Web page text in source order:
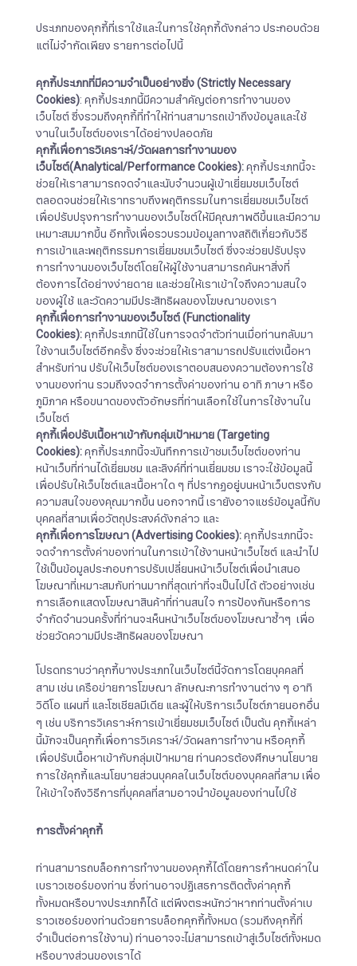
ประเภทของคุกกี้ที่เราใช้และในการใช้คุกกี้ดังกล่าว ประกอบด้วย
แต่ไม่จำกัดเพียง รายการต่อไปนี้
คุกกี้ประเภทที่มีความจำเป็นอย่างยิ่ง(Strictly Necessary
Cookies): คุกกี้ประเภทนี้มีความสำคัญต่อการทำงานของ
เว็บไซต์ ซึ่งรวมถึงคุกกี้ที่ทำให้ท่านสามารถเข้าถึงข้อมูลและใช้
งานในเว็บไซต์ของเราได้อย่างปลอดภัย
คุกกี้เพื่อการวิเคราะห์/วัดผลการทำงานของ
เว็บไซต์(Analytical/Performance Cookies):คุกกี้ประเภทนี้จะ
ช่วยให้เราสามารถจดจำและนับจำนวนผู้เข้าเยี่ยมชมเว็บไซต์
ตลอดจนช่วยให้เราทราบถึงพฤติกรรมในการเยี่ยมชมเว็บไซต์
เพื่อปรับปรุงการทำงานของเว็บไซต์ให้มีคุณภาพดีขึ้นและมีความ
เหมาะสมมากขึ้น อีกทั้งเพื่อรวบรวมข้อมูลทางสถิติเกี่ยวกับวิธี
การเข้าและพฤติกรรมการเยี่ยมชมเว็บไซต์ ซึ่งจะช่วยปรับปรุง
การทำงานของเว็บไซต์โดยให้ผู้ใช้งานสามารถค้นหาสิ่งที่
ต้องการได้อย่างง่ายดาย และช่วยให้เราเข้าใจถึงความสนใจ
ของผู้ใช้ และวัดความมีประสิทธิผลของโฆษณาของเรา
คุกกี้เพื่อการทำงานของเว็บไซต์(Functionality
Cookies):คุกกี้ประเภทนี้ใช้ในการจดจำตัวท่านเมื่อท่านกลับมา
ใช้งานเว็บไซต์อีกครั้ง ซึ่งจะช่วยให้เราสามารถปรับแต่งเนื้อหา
สำหรับท่าน ปรับให้เว็บไซต์ของเราตอบสนองความต้องการใช้
งานของท่าน รวมถึงจดจำการตั้งค่าของท่าน อาทิ ภาษา หรือ
ภูมิภาค หรือขนาดของตัวอักษรที่ท่านเลือกใช้ในการใช้งานใน
เว็บไซต์
คุกกี้เพื่อปรับเนื้อหาเข้ากับกลุ่มเป้าหมาย(Targeting
Cookies):คุกกี้ประเภทนี้จะบันทึกการเข้าชมเว็บไซต์ของท่าน
หน้าเว็บที่ท่านได้เยี่ยมชม และลิงค์ที่ท่านเยี่ยมชม เราจะใช้ข้อมูลนี้
เพื่อปรับให้เว็บไซต์และเนื้อหาใด ๆ ที่ปรากฏอยู่บนหน้าเว็บตรงกับ
ความสนใจของคุณมากขึ้น นอกจากนี้ เรายังอาจแชร์ข้อมูลนี้กับ
บุคคลที่สามเพื่อวัตถุประสงค์ดังกล่าว และ
คุกกี้เพื่อการโฆษณา(Advertising Cookies):คุกกี้ประเภทนี้จะ
จดจำการตั้งค่าของท่านในการเข้าใช้งานหน้าเว็บไซต์ และนำไป
ใช้เป็นข้อมูลประกอบการปรับเปลี่ยนหน้าเว็บไซต์เพื่อนำเสนอ
โฆษณาที่เหมาะสมกับท่านมากที่สุดเท่าที่จะเป็นไปได้ ตัวอย่างเช่น
การเลือกแสดงโฆษณาสินค้าที่ท่านสนใจ การป้องกันหรือการ
จำกัดจำนวนครั้งที่ท่านจะเห็นหน้าเว็บไซต์ของโฆษณาซ้ำๆ เพื่อ
ช่วยวัดความมีประสิทธิผลของโฆษณา
โปรดทราบว่าคุกกี้บางประเภทในเว็บไซต์นี้จัดการโดยบุคคลที่
สาม เช่น เครือข่ายการโฆษณา ลักษณะการทำงานต่าง ๆ อาทิ
วิดีโอ แผนที่ และโซเชียลมีเดีย และผู้ให้บริการเว็บไซต์ภายนอกอื่น
ๆ เช่น บริการวิเคราะห์การเข้าเยี่ยมชมเว็บไซต์ เป็นต้น คุกกี้เหล่า
นี้มักจะเป็นคุกกี้เพื่อการวิเคราะห์/วัดผลการทำงาน หรือคุกกี้
เพื่อปรับเนื้อหาเข้ากับกลุ่มเป้าหมาย ท่านควรต้องศึกษานโยบาย
การใช้คุกกี้และนโยบายส่วนบุคคลในเว็บไซต์ของบุคคลที่สาม เพื่อ
ให้เข้าใจถึงวิธีการที่บุคคลที่สามอาจนำข้อมูลของท่านไปใช้
การตั้งค่าคุกกี้
ท่านสามารถบล็อกการทำงานของคุกกี้ได้โดยการกำหนดค่าใน
เบราวเซอร์ของท่าน ซึ่งท่านอาจปฏิเสธการติดตั้งค่าคุกกี้
ทั้งหมดหรือบางประเภทก็ได้ แต่พึงตระหนักว่าหากท่านตั้งค่าเบ
ราวเซอร์ของท่านด้วยการบล็อกคุกกี้ทั้งหมด (รวมถึงคุกกี้ที่
จำเป็นต่อการใช้งาน) ท่านอาจจะไม่สามารถเข้าสู่เว็บไซต์ทั้งหมด
หรือบางส่วนของเราได้